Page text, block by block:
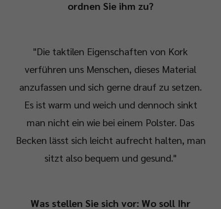
ordnen Sie ihm zu?
"Die taktilen Eigenschaften von Kork
verführen uns Menschen, dieses Material
anzufassen und sich gerne drauf zu setzen.
Es ist warm und weich und dennoch sinkt
man nicht ein wie bei einem Polster. Das
Becken lässt sich leicht aufrecht halten, man
sitzt also bequem und gesund."
Was stellen Sie sich vor: Wo soll Ihr